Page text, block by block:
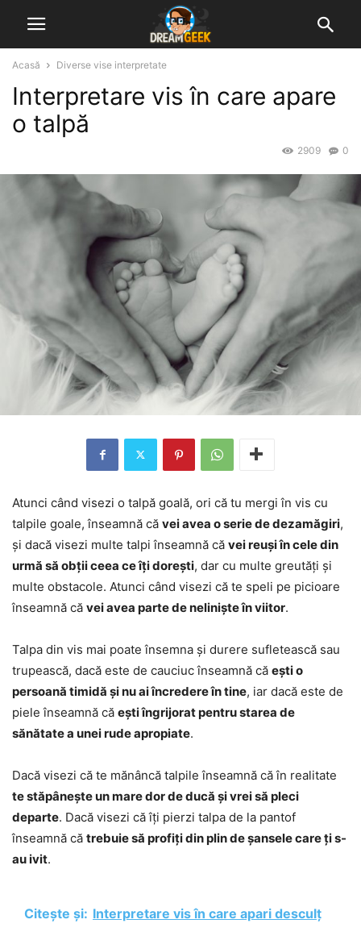
Acasă Diverse vise interpretate
Interpretare vis în care apare
o talpă
0
2909
Atunci când visezi o talpă goală, ori că tu mergi în vis cu
talpile goale, înseamnă că vei avea o serie de dezamăgiri,
și dacă visezi multe talpi înseamnă că vei reuși în cele din
urmă să obții ceea ce îți dorești, dar cu multe greutăți și
multe obstacole. Atunci când visezi că te speli pe picioare
înseamnă că vei avea parte de neliniște în viitor.
Talpa din vis mai poate însemna și durere sufletească sau
trupească, dacă este de cauciuc înseamnă că ești o
persoană timidă și nu ai încredere în tine, iar dacă este de
piele înseamnă că ești îngrijorat pentru starea de
sănătate a unei rude apropiate.
Dacă visezi că te mănâncă talpile înseamnă că în realitate
te stăpânește un mare dor de ducă și vrei să pleci
departe. Dacă visezi că îți pierzi talpa de la pantof
înseamnă că trebuie să profiți din plin de șansele care ți s-
au ivit.
Citește și: Interpretare vis în care apari desculț